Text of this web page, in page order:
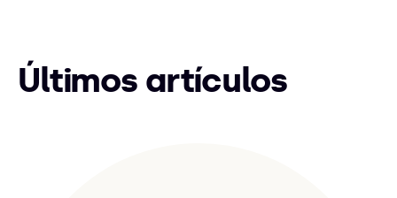
Últimos artículos